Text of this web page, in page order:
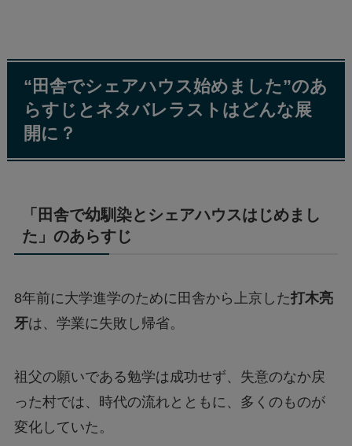
“田舎でシェアハウス始めました”のあ
らすじとネタバレラストはどんな展
開に？
「田舎で幼馴染とシェアハウスはじめまし
た」のあらすじ
8年前に大学進学のために田舎から上京した打木亮
牙は、学業に失敗し帰省。
祖父の願いである勉学は成功せず、失意のなか戻
った村では、時代の流れとともに、多くのものが
変化していた。